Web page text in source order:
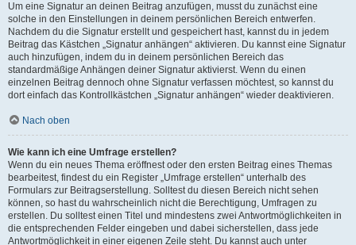
Um eine Signatur an deinen Beitrag anzufügen, musst du zunächst eine
solche in den Einstellungen in deinem persönlichen Bereich entwerfen.
Nachdem du die Signatur erstellt und gespeichert hast, kannst du in jedem
Beitrag das Kästchen „Signatur anhängen“ aktivieren. Du kannst eine Signatur
auch hinzufügen, indem du in deinem persönlichen Bereich das
standardmäßige Anhängen deiner Signatur aktivierst. Wenn du einen
einzelnen Beitrag dennoch ohne Signatur verfassen möchtest, so kannst du
dort einfach das Kontrollkästchen „Signatur anhängen“ wieder deaktivieren.
Nach oben
Wie kann ich eine Umfrage erstellen?
Wenn du ein neues Thema eröffnest oder den ersten Beitrag eines Themas
bearbeitest, findest du ein Register „Umfrage erstellen“ unterhalb des
Formulars zur Beitragserstellung. Solltest du diesen Bereich nicht sehen
können, so hast du wahrscheinlich nicht die Berechtigung, Umfragen zu
erstellen. Du solltest einen Titel und mindestens zwei Antwortmöglichkeiten in
die entsprechenden Felder eingeben und dabei sicherstellen, dass jede
Antwortmöglichkeit in einer eigenen Zeile steht. Du kannst auch unter